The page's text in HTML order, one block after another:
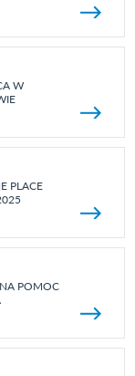
W
PLACE
POMOC